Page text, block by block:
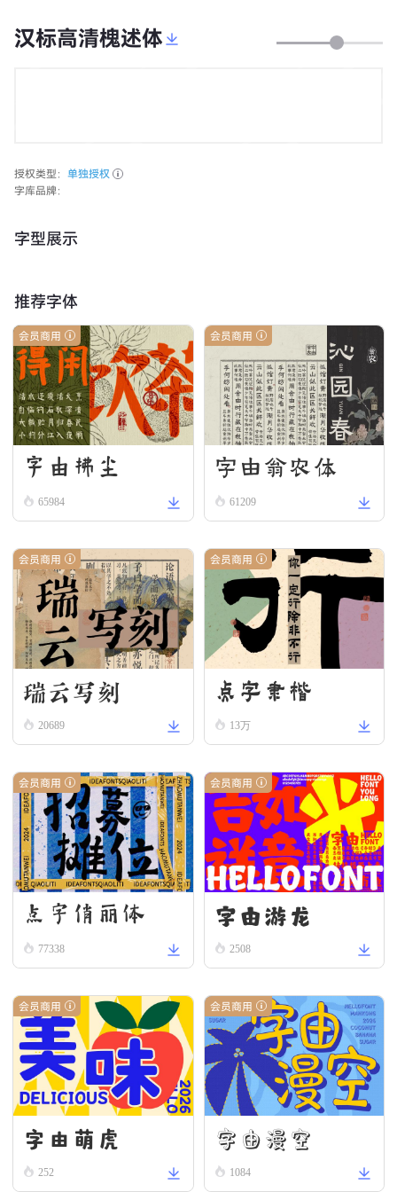
汉标高清槐述体
授权类型： 单独授权
字库品牌：
字型展示
推荐字体
会员商用
字由拂尘
65984
会员商用
字由翁农体
61209
会员商用
瑞云写刻
20689
会员商用
点字隶楷
13万
会员商用
点字俏丽体
77338
会员商用
字由游龙
2508
会员商用
字由萌虎
252
会员商用
字由漫空
1084